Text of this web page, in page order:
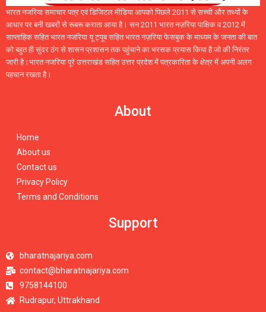
भारत नजरिया समाचार पत्र एवं डिजिटल मीडिया आपको पिछले 2011 से सच्ची और तथ्यों के
आधार पर बनी खबरों से रूबरू कराता आया है। सन 2011 भारत नज़रिया पाक्षिक व 2012 में
साप्ताहिक सहित भारत नजरिया यू ट्यूब सहित भारत नज़रिया फेसबुक के माध्यम के जनता की बात
को बहुत ही सुंदर ठंग से शासन प्रशासन तक पहुंचाने का भरसक प्रयास किया है जो की निरंतर
जारी है।भारत नजरिया पूरे उत्तराखंड सहित उत्तर प्रदेश में पत्रकारिता के क्षेत्र में अपनी अलग
पहचान रखता है।
About
Home
About us
Contact us
Privacy Policy
Terms and Conditions
Support
bharatnajariya.com
contact@bharatnajariya.com
9758144100
Rudrapur, Uttrakhand